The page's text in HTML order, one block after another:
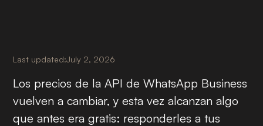
Last updated:July 2, 2026
Los precios de la API de WhatsApp Business
vuelven a cambiar, y esta vez alcanzan algo
que antes era gratis: responderles a tus